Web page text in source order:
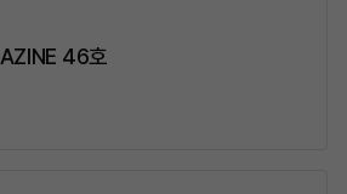
46호